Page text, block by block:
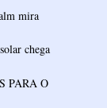
mira
chega
PARA O